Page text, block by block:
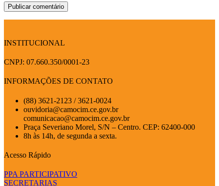
INSTITUCIONAL
CNPJ: 07.660.350/0001-23
INFORMAÇÕES DE CONTATO
(88) 3621-2123 / 3621-0024
ouvidoria@camocim.ce.gov.br
comunicacao@camocim.ce.gov.br
Praça Severiano Morel, S/N – Centro. CEP: 62400-000
8h às 14h, de segunda a sexta.
Acesso Rápido
PPA PARTICIPATIVO
SECRETARIAS